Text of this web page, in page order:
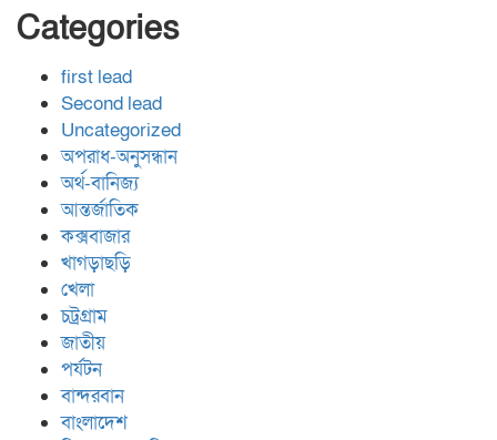
Categories
first lead
Second lead
Uncategorized
অপরাধ-অনুসন্ধান
অর্থ-বানিজ্য
আন্তর্জাতিক
কক্সবাজার
খাগড়াছড়ি
খেলা
চট্রগ্রাম
জাতীয়
পর্যটন
বান্দরবান
বাংলাদেশ